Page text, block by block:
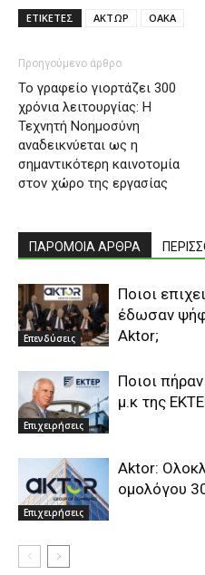
ΕΤΙΚΕΤΕΣ ΑΚΤΩΡ ΟΑΚΑ
Προηγούμενο άρθρο
Το γραφείο γιορτάζει 300
χρόνια λειτουργίας: Η
Τεχνητή Νοημοσύνη
αναδεικνύεται ως η
σημαντικότερη καινοτομία
στον χώρο της εργασίας
ΠΑΡΟΜΟΙΑ ΑΡΘΡΑ
Επενδύσεις
Ποιοι
έδωσαν
Aktor;
Επιχειρήσεις
Ποιοι
μ.κ της
Επιχειρήσεις
Aktor:
ομολόγου